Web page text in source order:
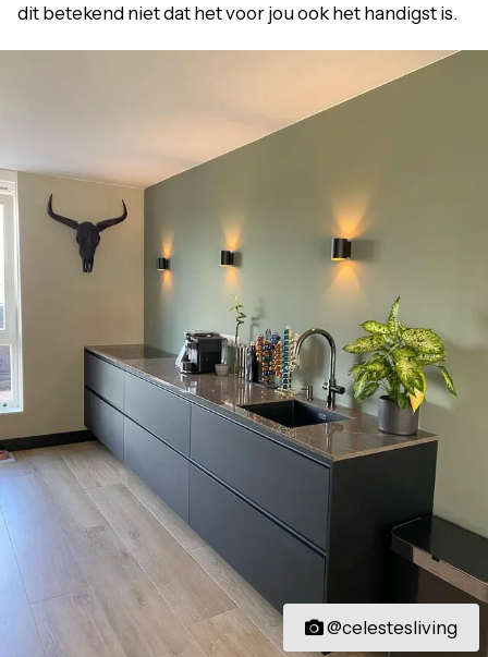
dit betekend niet dat het voor jou ook het handigst is.
@celestesliving